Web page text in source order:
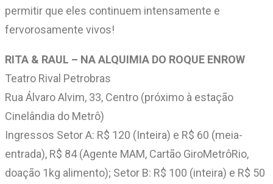
permitir que eles continuem intensamente e
fervorosamente vivos!
RITA & RAUL – NA ALQUIMIA DO ROQUE ENROW
Teatro Rival Petrobras
Rua Álvaro Alvim, 33, Centro (próximo à estação
Cinelândia do Metrô)
Ingressos Setor A: R$ 120 (Inteira) e R$ 60 (meia-
entrada), R$ 84 (Agente MAM, Cartão GiroMetrôRio,
doação 1kg alimento); Setor B: R$ 100 (inteira) e R$ 50